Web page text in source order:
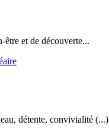
et de découverte...
détente, convivialité (...)